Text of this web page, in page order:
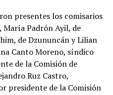
presentes los comisarios
María Padrón Ayil, de
de Dzununcán y Lilian
Canto Moreno, síndico
de la Comisión de
Ruz Castro,
presidente de la Comisión